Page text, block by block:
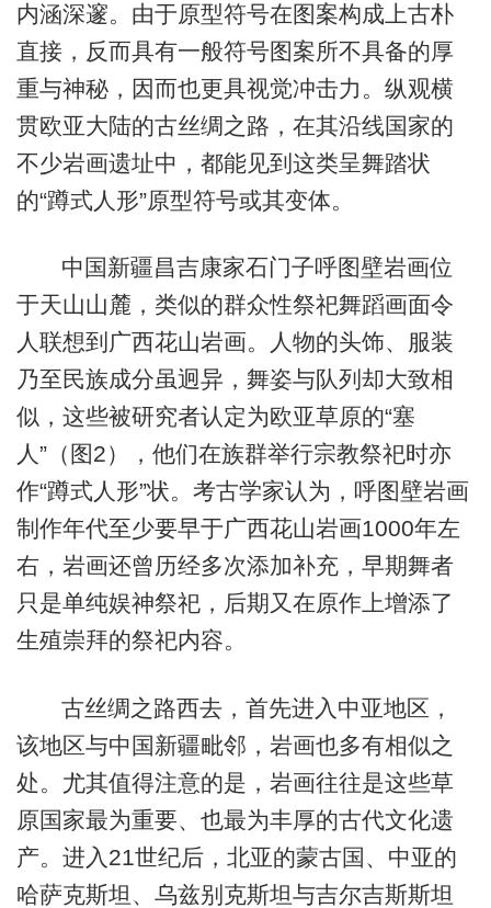
内涵深邃。由于原型符号在图案构成上古朴
直接，反而具有一般符号图案所不具备的厚
重与神秘，因而也更具视觉冲击力。纵观横
贯欧亚大陆的古丝绸之路，在其沿线国家的
不少岩画遗址中，都能见到这类呈舞踏状
的“蹲式人形”原型符号或其变体。
中国新疆昌吉康家石门子呼图壁岩画位
于天山山麓，类似的群众性祭祀舞蹈画面令
人联想到广西花山岩画。人物的头饰、服装
乃至民族成分虽迥异，舞姿与队列却大致相
似，这些被研究者认定为欧亚草原的“塞
人”（图2），他们在族群举行宗教祭祀时亦
作“蹲式人形”状。考古学家认为，呼图壁岩画
制作年代至少要早于广西花山岩画1000年左
右，岩画还曾历经多次添加补充，早期舞者
只是单纯娱神祭祀，后期又在原作上增添了
生殖崇拜的祭祀内容。
古丝绸之路西去，首先进入中亚地区，
该地区与中国新疆毗邻，岩画也多有相似之
处。尤其值得注意的是，岩画往往是这些草
原国家最为重要、也最为丰厚的古代文化遗
产。进入21世纪后，北亚的蒙古国、中亚的
哈萨克斯坦、乌兹别克斯坦与吉尔吉斯斯坦